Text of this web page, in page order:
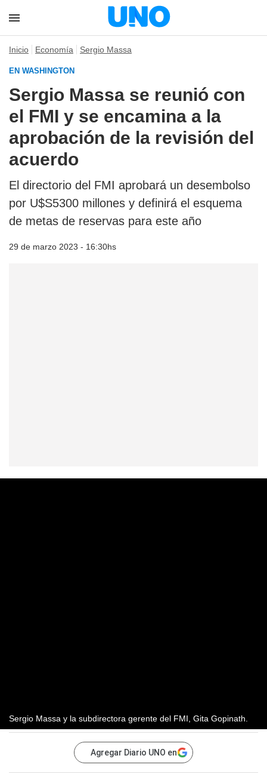
Inicio Economía Sergio Massa
EN WASHINGTON
Sergio Massa se reunió con
el FMI y se encamina a la
aprobación de la revisión del
acuerdo
El directorio del FMI aprobará un desembolso
por U$S5300 millones y definirá el esquema
de metas de reservas para este año
29 de marzo 2023 - 16:30hs
Sergio Massa y la subdirectora gerente del FMI, Gita Gopinath.
Agregar Diario UNO en